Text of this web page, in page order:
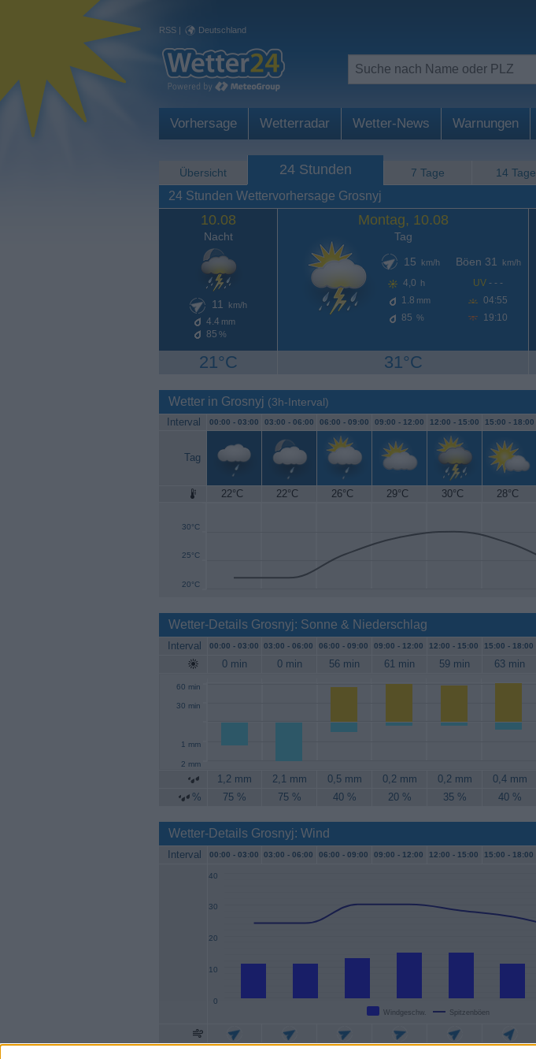
RSS | Deutschland
Vorhersage Wetterradar Wetter-News Warnungen
Übersicht 24 Stunden 7 Tage 14 Tage
24 Stunden Wettervorhersage Grosnyj
10.08
Nacht
11 km/h
4.4 mm
85 %
21°C
Montag, 10.08
Tag
15
km/h
4,0 h
1.8 mm
85 %
Böen 31 km/h
UV - - -
04:55
19:10
31°C
Wetter in Grosnyj (3h-Interval)
Interval 00:00 - 03:00 03:00 - 06:00 06:00 - 09:00 09:00 - 12:00 12:00 - 15:00 15:00 - 18:00
Tag
22°C 22°C 26°C 29°C 30°C 28°C
20°C
25°C
30°C
35°C
Wetter-Details Grosnyj: Sonne & Niederschlag
Interval 00:00 - 03:00 03:00 - 06:00 06:00 - 09:00 09:00 - 12:00 12:00 - 15:00 15:00 - 18:00
0 min 0 min 56 min 61 min 59 min 63 min
30 min
60 min
1 mm
2 mm
1,2 mm 2,1 mm 0,5 mm 0,2 mm 0,2 mm 0,4 mm
%
75 % 75 % 40 % 20 % 35 % 40 %
Wetter-Details Grosnyj: Wind
Interval 00:00 - 03:00 03:00 - 06:00 06:00 - 09:00 09:00 - 12:00 12:00 - 15:00 15:00 - 18:00
Windgeschw. Spitzenböen
0
10
20
30
40